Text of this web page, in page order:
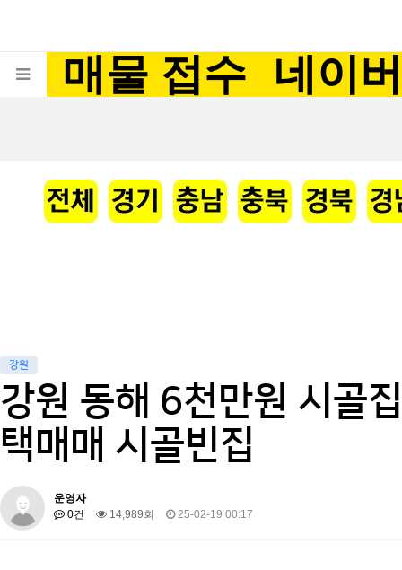
매물 접수 네이
강원
강원 동해 6천만원 시골
택매매 시골빈집
운영자
0건
14,989회 25-02-19 00:17